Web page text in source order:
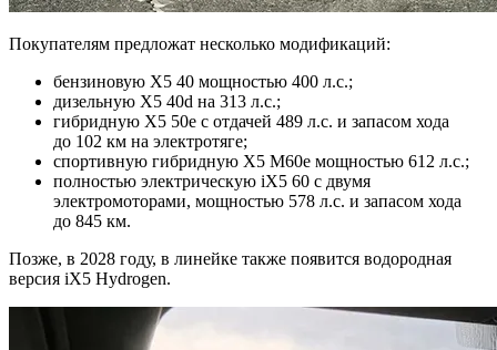
Покупателям предложат несколько модификаций:
бензиновую X5 40 мощностью 400 л.с.;
дизельную X5 40d на 313 л.с.;
гибридную X5 50e с отдачей 489 л.с. и запасом хода
до 102 км на электротяге;
спортивную гибридную X5 M60e мощностью 612 л.с.;
полностью электрическую iX5 60 с двумя
электромоторами, мощностью 578 л.с. и запасом хода
до 845 км.
Позже, в 2028 году, в линейке также появится водородная
версия iX5 Hydrogen.